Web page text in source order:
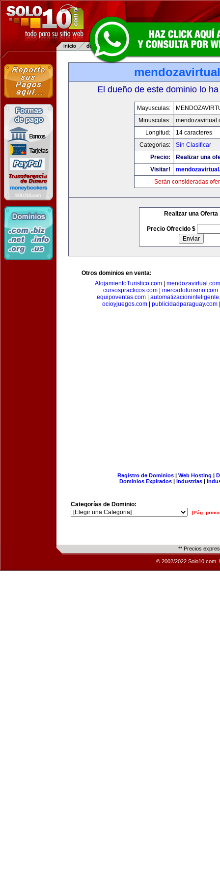
El dueño de este dominio lo
Mayusculas:
Minusculas:
Longitud:
14 caracteres
Categorias:
Sin Clasificar
Precio:
Realizar una
Visitar!
Serán consideradas
Realizar una Oferta
Precio Ofrecido $
Otros dominios en venta:
AlojamientoTuristico.com
mendozavirtual.com
cursospracticos.com| mercadoturismo.com
equipoventas.com|
ocioyjuegos.com| publicidadparaguay.com
Registro de Dominios| Web Hosting |
Dominios Expirados | Industrias |
Categorías de Dominio:
[Pág.
** Precios
© 2002/2022 Solo10.com